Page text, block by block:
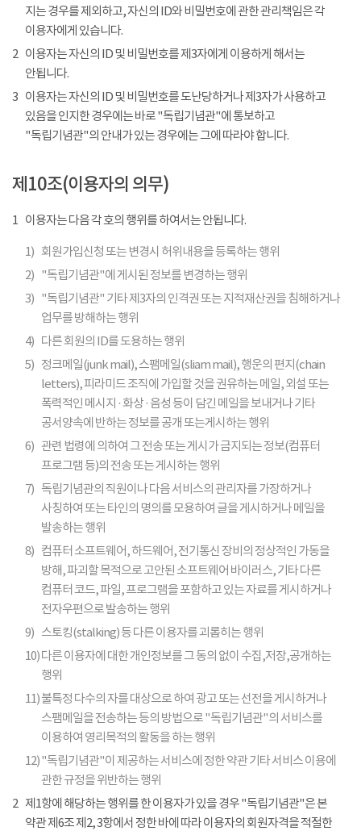
지는 경우를 제외하고, 자신의 ID와 비밀번호에 관한 관리책임은 각
이용자에게 있습니다.
2 이용자는 자신의 ID 및 비밀번호를 제3자에게 이용하게 해서는
안됩니다.
3 이용자는 자신의 ID 및 비밀번호를 도난당하거나 제3자가 사용하고
있음을 인지한 경우에는 바로 "독립기념관"에 통보하고
"독립기념관"의 안내가 있는 경우에는 그에 따라야 합니다.
제10조(이용자의 의무)
1 이용자는 다음 각 호의 행위를 하여서는 안됩니다.
1) 회원가입신청 또는 변경시 허위내용을 등록하는 행위
2) "독립기념관"에 게시된 정보를 변경하는 행위
3) "독립기념관" 기타 제3자의 인격권 또는 지적재산권을 침해하거나
업무를 방해하는 행위
4) 다른 회원의 ID를 도용하는 행위
5) 정크메일(junk mail), 스팸메일(sliam mail), 행운의 편지(chain
letters), 피라미드 조직에 가입할 것을 권유하는 메일, 외설 또는
폭력적인 메시지 · 화상 · 음성 등이 담긴 메일을 보내거나 기타
공서양속에 반하는 정보를 공개 또는게시하는 행위
6) 관련 법령에 의하여 그 전송 또는 게시가 금지되는 정보(컴퓨터
프로그램 등)의 전송 또는 게시하는 행위
7) 독립기념관의 직원이나 다음 서비스의 관리자를 가장하거나
사칭하여 또는 타인의 명의를 모용하여 글을 게시하거나 메일을
발송하는 행위
8) 컴퓨터 소프트웨어, 하드웨어, 전기통신 장비의 정상적인 가동을
방해, 파괴할 목적으로 고안된 소프트웨어 바이러스, 기타 다른
컴퓨터 코드, 파일, 프로그램을 포함하고 있는 자료를 게시하거나
전자우편으로 발송하는 행위
9) 스토킹(stalking) 등 다른 이용자를 괴롭히는 행위
10)다른 이용자에 대한 개인정보를 그 동의 없이 수집,저장,공개하는
행위
11)불특정 다수의 자를 대상으로 하여 광고 또는 선전을 게시하거나
스팸메일을 전송하는 등의 방법으로 "독립기념관"의 서비스를
이용하여 영리목적의 활동을 하는 행위
12)"독립기념관"이 제공하는 서비스에 정한 약관 기타 서비스 이용에
관한 규정을 위반하는 행위
2 제1항에 해당하는 행위를 한 이용자가 있을 경우 "독립기념관"은 본
약관 제6조 제2, 3항에서 정한 바에 따라 이용자의 회원자격을 적절한